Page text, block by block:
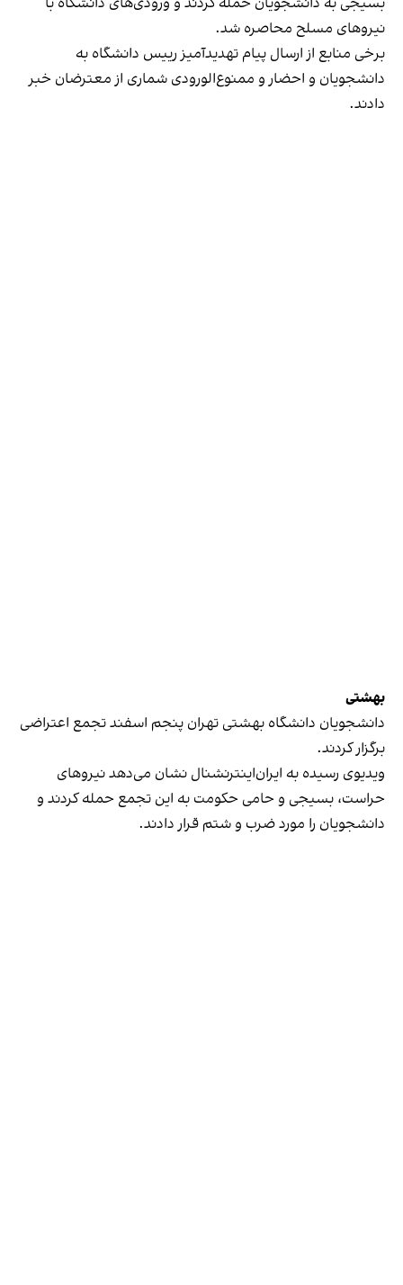
نیروهای مسلح محاصره شد.
برخی منابع از ارسال پیام تهدیدآمیز رییس دانشگاه به
دانشجویان و احضار و ممنوع‌الورودی شماری از معترضان خبر
دادند.
بهشتی
دانشجویان دانشگاه بهشتی تهران پنجم اسفند تجمع اعتراضی
برگزار کردند.
ویدیوی رسیده به ایران‌اینترنشنال نشان می‌دهد نیروهای
حراست، بسیجی و حامی حکومت به این تجمع حمله کردند و
دانشجویان را مورد ضرب و شتم قرار دادند.